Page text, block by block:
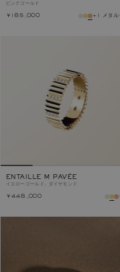
ピンクゴールド
￥185,000 +1 メタル
ENTAILLE M PAVÉE
イエローゴールド, ダイヤモンド
￥448,000